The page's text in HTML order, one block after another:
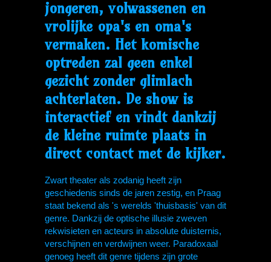
jongeren, volwassenen en
vrolijke opa's en oma's
vermaken. Het komische
optreden zal geen enkel
gezicht zonder glimlach
achterlaten. De show is
interactief en vindt dankzij
de kleine ruimte plaats in
direct contact met de kijker.
Zwart theater als zodanig heeft zijn
geschiedenis sinds de jaren zestig, en Praag
staat bekend als 's werelds 'thuisbasis' van dit
genre. Dankzij de optische illusie zweven
rekwisieten en acteurs in absolute duisternis,
verschijnen en verdwijnen weer. Paradoxaal
genoeg heeft dit genre tijdens zijn grote